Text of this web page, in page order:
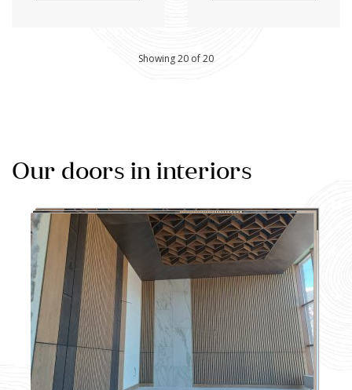
Showing 20 of 20
Our doors in interiors